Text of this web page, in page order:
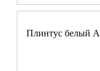
Плинтус белый